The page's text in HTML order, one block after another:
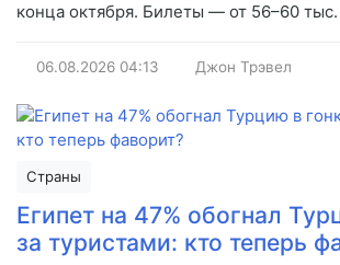
конца октября. Билеты — от 56–60
06.08.2026 04:13 Джон Трэвел
Страны
Египет на 47% обогнал
за туристами: кто теперь